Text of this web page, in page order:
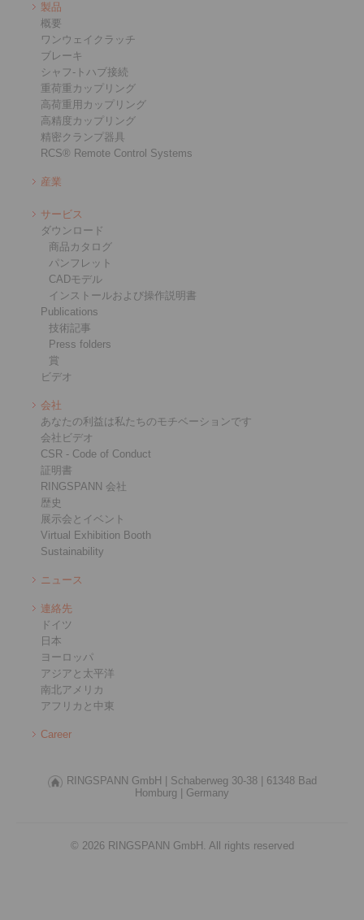
製品
概要
ワンウェイクラッチ
ブレーキ
シャフ-トハブ接続
重荷重カップリング
高荷重用カップリング
高精度カップリング
精密クランプ器具
RCS® Remote Control Systems
産業
サービス
ダウンロード
商品カタログ
パンフレット
CADモデル
インストールおよび操作説明書
Publications
技術記事
Press folders
賞
ビデオ
会社
あなたの利益は私たちのモチベーションです
会社ビデオ
CSR - Code of Conduct
証明書
RINGSPANN 会社
歴史
展示会とイベント
Virtual Exhibition Booth
Sustainability
ニュース
連絡先
ドイツ
日本
ヨーロッパ
アジアと太平洋
南北アメリカ
アフリカと中東
Career
RINGSPANN GmbH | Schaberweg 30-38 |
61348 Bad
Homburg |
Germany
© 2026 RINGSPANN GmbH. All rights reserved